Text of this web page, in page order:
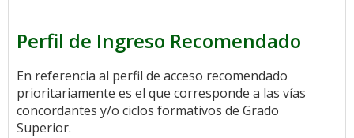
Perfil de Ingreso Recomendado
En referencia al perfil de acceso recomendado
prioritariamente es el que corresponde a las vías
concordantes y/o ciclos formativos de Grado
Superior.